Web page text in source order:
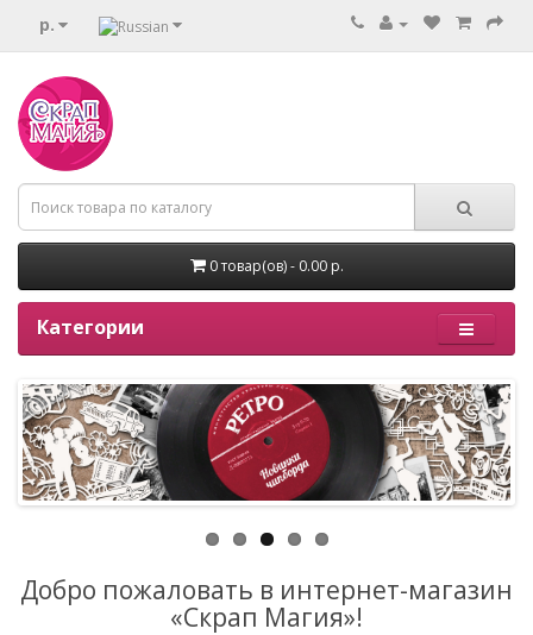
р.
0 товар(ов) - 0.00 р.
Категории
Добро пожаловать в интернет-магазин
«Скрап Магия»!